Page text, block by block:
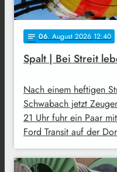
notes 06. August 2026 12:40
Spalt | Bei Streit
Nach einem heftigen
Schwabach jetzt
21 Uhr fuhr ein Paar
Ford Transit auf der